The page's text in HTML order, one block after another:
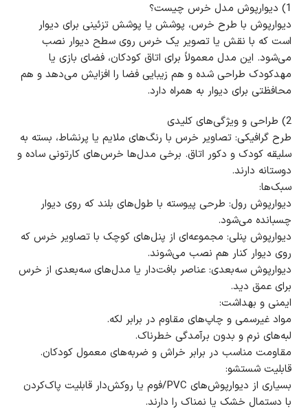
1) دیوارپوش مدل خرس چیست؟
دیوارپوش با طرح خرس، پوشش یا پوشش تزئینی برای دیوار
است که با نقش یا تصویر یک خرس روی سطح دیوار نصب
می‌شود. این مدل معمولاً برای اتاق کودکان، فضای بازی یا
مهدکودک طراحی شده و هم زیبایی فضا را افزایش می‌دهد و هم
محافظتی برای دیوار به همراه دارد.
2) طراحی و ویژگی‌های کلیدی
طرح گرافیکی: تصاویر خرس با رنگ‌های ملایم یا پرنشاط، بسته به
سلیقه کودک و دکور اتاق. برخی مدل‌ها خرس‌های کارتونی ساده و
دوستانه دارند.
سبک‌ها:
دیوارپوش رول: طرحی پیوسته با طول‌های بلند که روی دیوار
چسبانده می‌شود.
دیوارپوش پنلی: مجموعه‌ای از پنل‌های کوچک با تصاویر خرس که
روی دیوار کنار هم نصب می‌شوند.
دیوارپوش سه‌بعدی: عناصر بافت‌دار یا مدل‌های سه‌بعدی از خرس
برای عمق دید.
ایمنی و بهداشت:
مواد غیرسمی و چاپ‌های مقاوم در برابر لکه.
لبه‌های نرم و بدون برآمدگی خطرناک.
مقاومت مناسب در برابر خراش و ضربه‌های معمول کودکان.
قابلیت شستشو:
بسیاری از دیوارپوش‌های PVC/فوم یا روکش‌دار قابلیت پاک‌کردن
با دستمال خشک یا نمناک را دارند.